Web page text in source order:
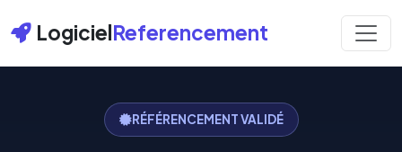
LogicielReferencement
RÉFÉRENCEMENT VALIDÉ